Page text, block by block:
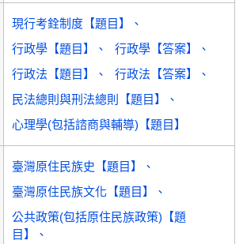
現行考銓制度【題目】
行政學【題目】
行政學【答案】
行政法【題目】
行政法【答案】
民法總則與刑法總則【題目】
心理學(包括諮商與輔導)【題目】
臺灣原住民族史【題目】
臺灣原住民族文化【題目】
公共政策(包括原住民族政策)【題
目】